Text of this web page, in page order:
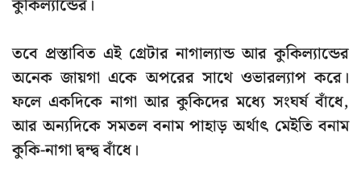
কুকিল্যান্ডের।
তবে প্রস্তাবিত এই গ্রেটার নাগাল্যান্ডআরকুকিল্যান্ডের
অনেক জায়গা একে অপরের সাথে ওভারল্যাপ করে।
ফলে একদিকে নাগা আর কুকিদের মধ্যে সংঘর্ষ বাঁধে,
আর অন্যদিকে সমতল বনাম পাহাড় অর্থাৎ মেইতি বনাম
কুকি-নাগা দ্বন্দ্ব বাঁধে।